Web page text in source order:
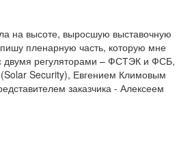
на высоте, выросшую выставочную
пленарную часть, которую мне
двумя регуляторами – ФСТЭК и ФСБ,
Security), Евгением Климовым
заказчика - Алексеем